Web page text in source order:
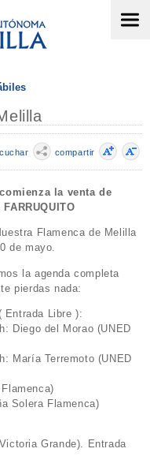
compartir
la venta de
Flamenca de Melilla
de mayo.
la agenda completa
pierdas nada:
Entrada Libre ):
Diego del Morao (UNED
María Terremoto (UNED
Solera Flamenca)
Grande). Entrada